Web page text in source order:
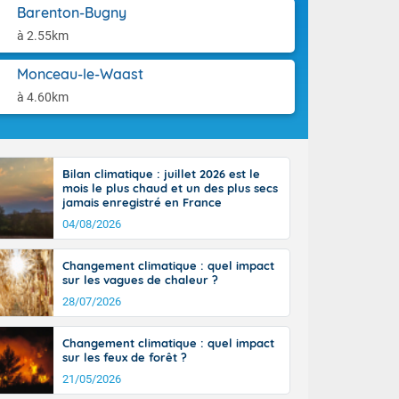
Barenton-Bugny
à 2.55km
Monceau-le-Waast
à 4.60km
l'Occitanie
puis
Midi-
nord du
Les
totalité du
Bilan climatique : juillet 2026 est le
mois le plus chaud et un des plus secs
jamais enregistré en France
04/08/2026
Changement climatique : quel impact
sur les vagues de chaleur ?
28/07/2026
Changement climatique : quel impact
sur les feux de forêt ?
21/05/2026